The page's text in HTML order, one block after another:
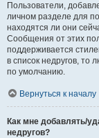
Пользователи,
личном разделе для
находятся ли они
Сообщения от этих
поддерживается
в список недругов,
по умолчанию.
Вернуться к началу
Как мне добавлять/
недругов?